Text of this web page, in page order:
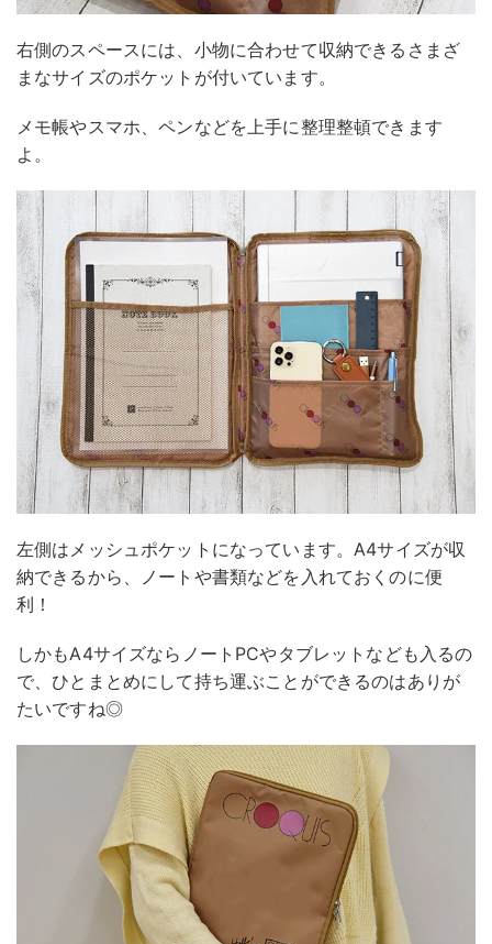
右側のスペースには、小物に合わせて収納できるさまざ
まなサイズのポケットが付いています。
メモ帳やスマホ、ペンなどを上手に整理整頓できます
よ。
左側はメッシュポケットになっています。A4サイズが収
納できるから、ノートや書類などを入れておくのに便
利！
しかもA4サイズならノートPCやタブレットなども入るの
で、ひとまとめにして持ち運ぶことができるのはありが
たいですね◎